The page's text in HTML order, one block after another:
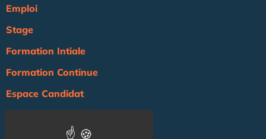
Emploi
Stage
Formation Intiale
Formation Continue
Espace Candidat